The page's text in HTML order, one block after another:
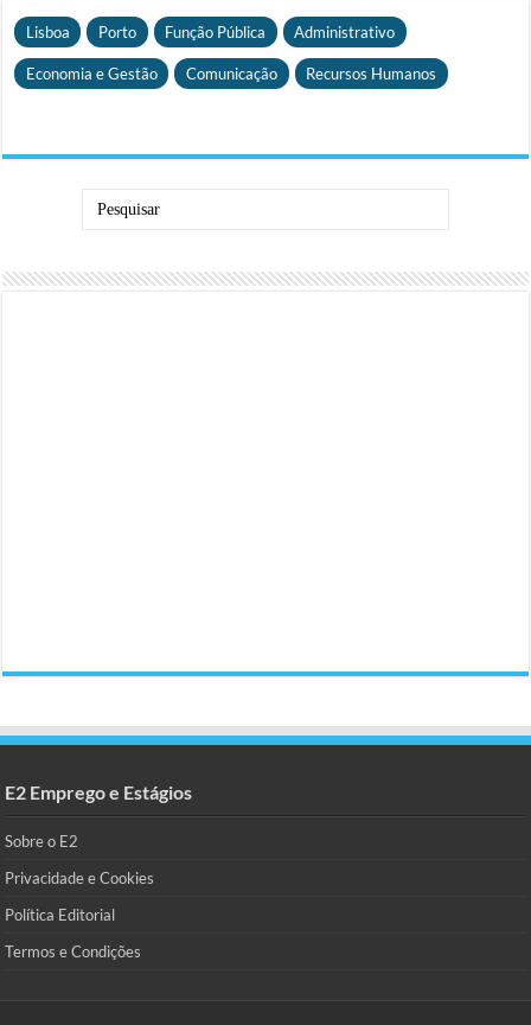
Lisboa Porto Função Pública Administrativo
Economia e Gestão Comunicação Recursos Humanos
E2 Emprego e Estágios
Sobre o E2
Privacidade e Cookies
Política Editorial
Termos e Condições